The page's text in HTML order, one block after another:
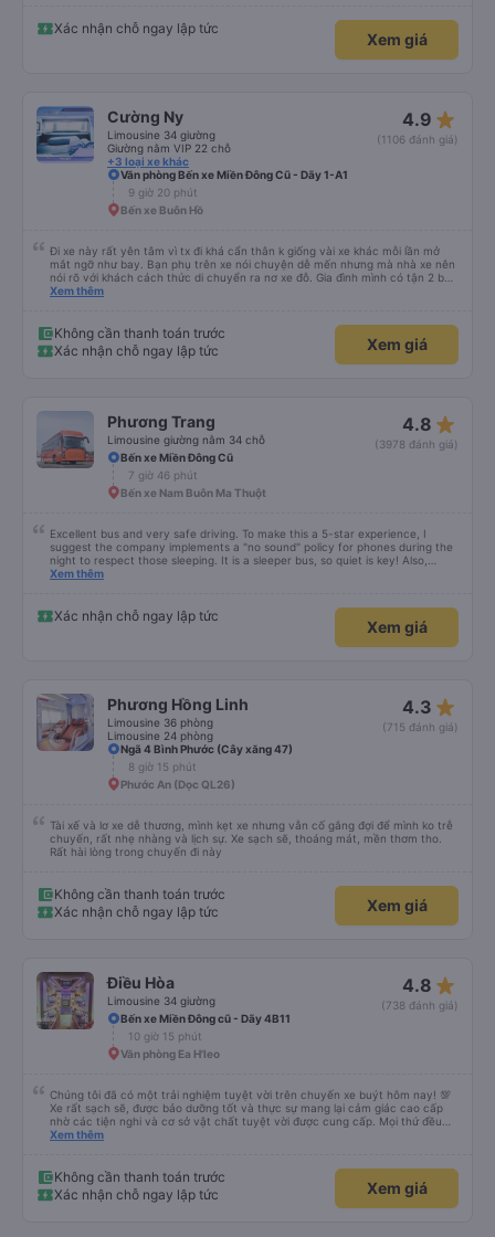
Xác nhận chỗ ngay lập tức
Xem giá
Cường Ny
Limousine 34 giường
Giường nằm VIP 22 chỗ
+3 loại xe khác
4.9 star_rate
(1106 đánh giá)
Văn phòng Bến xe Miền Đông Cũ - Dãy 1-A1
9 giờ 20 phút
Bến xe Buôn Hồ
Đi xe này rất yên tâm vì tx đi khá cẩn thân k giống vài xe khác mỗi lần mở
mắt ngỡ như bay. Bạn phụ trên xe nói chuyện dễ mến nhưng mà nhà xe nên
nói rõ với khách cách thức di chuyển ra nơ xe đỗ. Gia đình mình có tận 2 bé
nhỏ tay xách nách mang mà mình bị xoay vòng vòng đi bộ đến khu đỗ xe thì
Xem thêm
Không cần thanh toán trước
Xác nhận chỗ ngay lập tức
Xem giá
Phương Trang
Limousine giường nằm 34 chỗ
4.8 star_rate
(3978 đánh giá)
Bến xe Miền Đông Cũ
7 giờ 46 phút
Bến xe Nam Buôn Ma Thuột
Excellent bus and very safe driving. To make this a 5-star experience, I
suggest the company implements a "no sound" policy for phones during the
night to respect those sleeping. It is a sleeper bus, so quiet is key! Also,
please display the Wi-Fi password clearly inside the cabin for convenience. I
quy định rõ ràng về việc giữ im lặng (tắt âm thanh điện thoại) vào ban đêm
để tránh làm phiền hành khách khác ngủ. Ngoài ra, nhà xe nên dán sẵn mật
khẩu Wi-Fi trong xe để hành khách dễ dàng sử dụng. Tôi vẫn sẽ tiếp tục ủng
Xem thêm
Xác nhận chỗ ngay lập tức
Xem giá
Phương Hồng Linh
Limousine 36 phòng
Limousine 24 phòng
4.3 star_rate
(715 đánh giá)
Ngã 4 Bình Phước (Cây xăng 47)
8 giờ 15 phút
Phước An (Dọc QL26)
Tài xế và lơ xe dễ thương, mình kẹt xe nhưng vẫn cố gắng đợi để mình ko trễ
chuyến, rất nhẹ nhàng và lịch sự. Xe sạch sẽ, thoáng mát, mền thơm tho.
Rất hài lòng trong chuyến đi này
Không cần thanh toán trước
Xác nhận chỗ ngay lập tức
Xem giá
Điều Hòa
Limousine 34 giường
4.8 star_rate
(738 đánh giá)
Bến xe Miền Đông cũ - Dãy 4B11
10 giờ 15 phút
Văn phòng Ea H'leo
Chúng tôi đã có một trải nghiệm tuyệt vời trên chuyến xe buýt hôm nay! 💯
Xe rất sạch sẽ, được bảo dưỡng tốt và thực sự mang lại cảm giác cao cấp
nhờ các tiện nghi và cơ sở vật chất tuyệt vời được cung cấp. Mọi thứ đều
thoải mái và ngăn nắp. Nhân viên và tài xế rất tốt bụng, hữu ích và chu đáo,
đối với tôi và gia đình. Chúng tôi rất vui và hài lòng từ đầu đến cuối. Rất đáng
giới thiệu! 💛 Về ứng dụng, nó rất dễ sử dụng, thân thiện với người dùng và
tiện lợi khi đặt chuyến đi của chúng tôi. Mọi thứ đều diễn ra suôn sẻ!
Xem thêm
Không cần thanh toán trước
Xác nhận chỗ ngay lập tức
Xem giá